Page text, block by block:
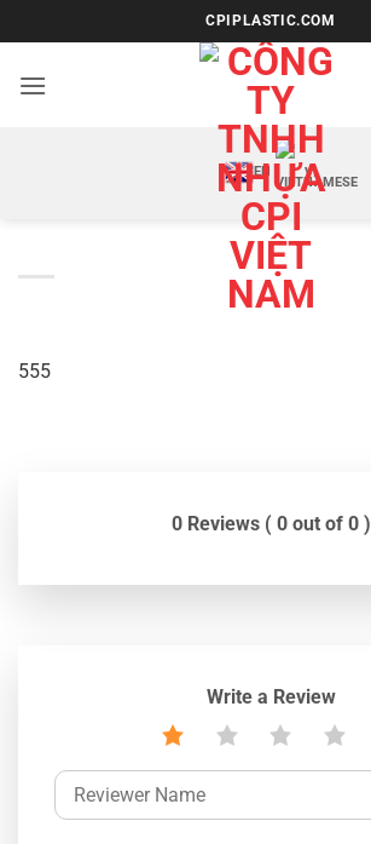
qua
nội
CPIPLASTIC.COM
EN VI
555
0 Reviews ( 0 out of 0 )
Write a Review